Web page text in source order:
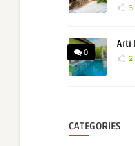
3
0
Arti
2
CATEGORIES